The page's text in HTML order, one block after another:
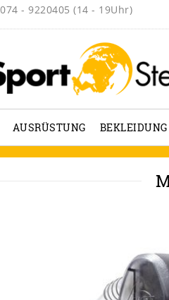
- 9220405 (14 - 19Uhr)
AUSRÜSTUNG